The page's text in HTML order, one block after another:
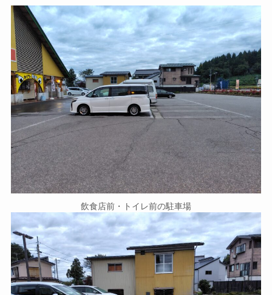
飲食店前・トイレ前の駐車場